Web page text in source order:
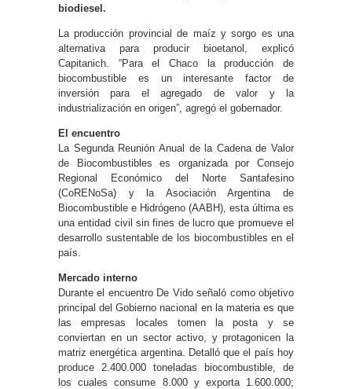
biodiesel.
La producción provincial de maíz y sorgo es una
alternativa para producir bioetanol, explicó
Capitanich. “Para el Chaco la producción de
biocombustible es un interesante factor de
inversión para el agregado de valor y la
industrialización en origen”, agregó el gobernador.
El encuentro
La Segunda Reunión Anual de la Cadena de Valor
de Biocombustibles es organizada por Consejo
Regional Económico del Norte Santafesino
(CoRENoSa) y la Asociación Argentina de
Biocombustible e Hidrógeno (AABH), esta última es
una entidad civil sin fines de lucro que promueve el
desarrollo sustentable de los biocombustibles en el
país.
Mercado interno
Durante el encuentro De Vido señaló como objetivo
principal del Gobierno nacional en la materia es que
las empresas locales tomen la posta y se
conviertan en un sector activo, y protagonicen la
matriz energética argentina. Detalló que el país hoy
produce 2.400.000 toneladas biocombustible, de
los cuales consume 8.000 y exporta 1.600.000;